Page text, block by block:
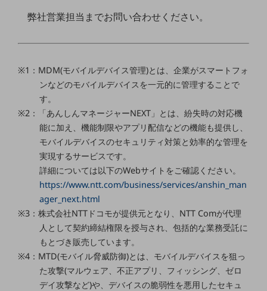
法人向けスマホ・携帯に関する、
おすすめの機種、料金やサービスをご紹介
ビジネス向けスマートフォン
タフネススマートフォン
データ通信製品
5G対応ホームルーター
通信モジュール製品
衛星携帯電話
IOT完了済みメーカーブランド製品
弊社営業担当までお問い合わせください。
※1：MDM(モバイルデバイス管理)とは、企業がスマートフォ
ンなどのモバイルデバイスを一元的に管理することで
す。
※2：「あんしんマネージャーNEXT」とは、紛失時の対応機
能に加え、機能制限やアプリ配信などの機能も提供し、
モバイルデバイスのセキュリティ対策と効率的な管理を
実現するサービスです。
詳細については以下のWebサイトをご確認ください。
https://www.ntt.com/business/services/anshin_man
ager_next.html
※3：株式会社NTTドコモが提供元となり、NTT Comが代理
人として契約締結権限を授与され、包括的な業務受託に
もとづき販売しています。
※4：MTD(モバイル脅威防御)とは、モバイルデバイスを狙っ
た攻撃(マルウェア、不正アプリ、フィッシング、ゼロ
デイ攻撃など)や、デバイスの脆弱性を悪用したセキュ